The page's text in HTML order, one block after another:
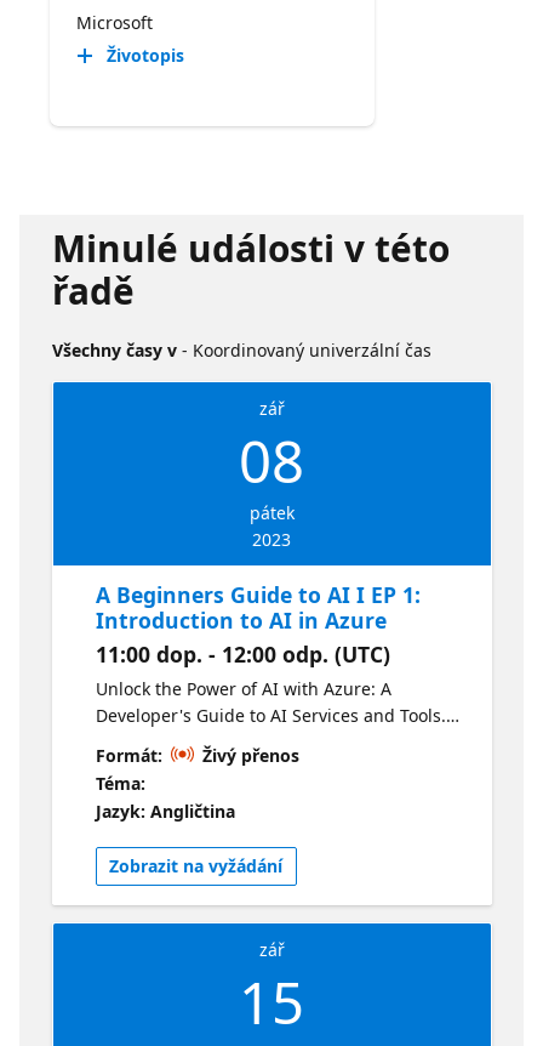
Microsoft
Životopis
Minulé události v této
řadě
Všechny časy v - Koordinovaný univerzální čas
zář
08
pátek
2023
A Beginners Guide to AI I EP 1:
Introduction to AI in Azure
11:00 dop. - 12:00 odp. (UTC)
Unlock the Power of AI with Azure: A
Developer's Guide to AI Services and Tools.
Dive deep into Azure's AI ecosystem, starting
with the foundational principles of machine
learning. Discover how to build robust AI
models and harness the capabilities of Azure
Cognitive Services. Conclude your journey by
exploring the innovative offerings of Azure
OpenAI services. Perfect for developers
eager to master AI on the Azure platform.
Formát:
Živý přenos
Téma:
Jazyk: Angličtina
Zobrazit na vyžádání
zář
15